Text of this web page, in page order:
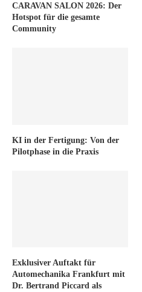
CARAVAN SALON 2026: Der
Hotspot für die gesamte
Community
KI in der Fertigung: Von der
Pilotphase in die Praxis
Exklusiver Auftakt für
Automechanika Frankfurt mit
Dr. Bertrand Piccard als